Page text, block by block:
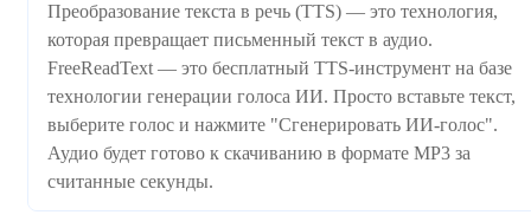
Преобразование текста в речь (TTS) — это технология,
которая превращает письменный текст в аудио.
FreeReadText — это бесплатный TTS-инструмент на базе
технологии генерации голоса ИИ. Просто вставьте текст,
выберите голос и нажмите "Сгенерировать ИИ-голос".
Аудио будет готово к скачиванию в формате MP3 за
считанные секунды.